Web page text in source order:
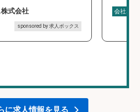
式会社
sponsored by 求人ボックス
会社名
に求人情報を見る